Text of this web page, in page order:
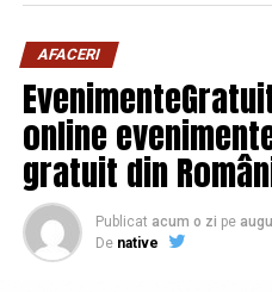
AFACERI
online
gratuit din
Publicat acum o zi pe
De native